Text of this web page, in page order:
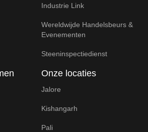
Industrie Link
Wereldwijde Handelsbeurs &
Evenementen
Steeninspectiedienst
Onze locaties
Jalore
Kishangarh
Pali